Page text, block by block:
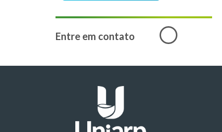
Entre em contato